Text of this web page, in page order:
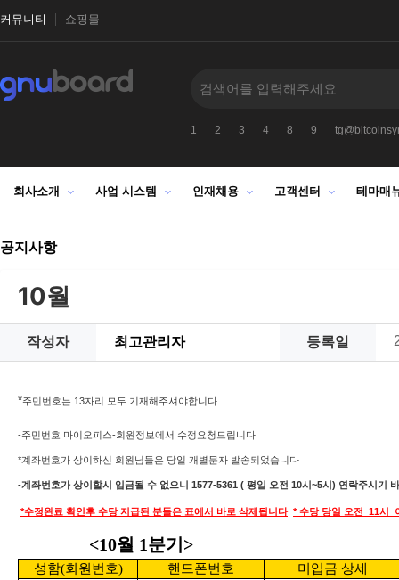
커뮤니티 쇼핑몰
1 2 3 4 8 9
회사소개 사업 시스템 인재채용 고객센터 테마매
공지사항
10월
작성자 최고관리자 등록일
*주민번호는 13자리 모두 기재해주셔야합니다
-주민번호 마이오피스-회원정보에서 수정요청드립니다
*계좌번호가 상이하신 회원님들은 당일 개별문자 발송되었습니다
-계좌번호가 상이할시 입금될 수 없으니 1577-5361 ( 평일 오전 10시~5시) 연락주시기
*수정완료 확인후 수당 지급된 분들은 표에서 바로 삭제됩니다 * 수당 당일 오전 11시
<10월 1분기>
성함(회원번호) 핸드폰번호
미입금 상세